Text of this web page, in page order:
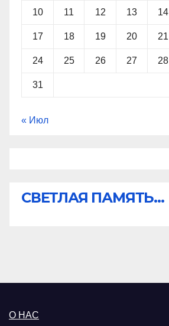
10 11 12 13 14
17 18 19 20 21
24 25 26 27 28
31
« Июл
СВЕТЛАЯ ПАМЯТЬ...
О НАС